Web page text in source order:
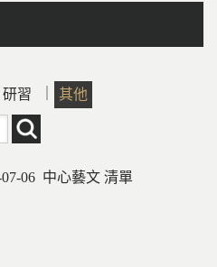
研習
其他
06 中心藝文 清單